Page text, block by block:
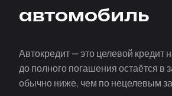
автомобиль
Автокредит — это целевой кредит
до полного погашения остаётся в
обычно ниже, чем по нецелевым